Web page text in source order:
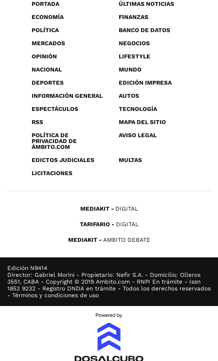
PORTADA
ÚLTIMAS NOTICIAS
ECONOMÍA
FINANZAS
POLÍTICA
BANCO DE DATOS
MERCADOS
NEGOCIOS
OPINIÓN
LIFESTYLE
NACIONAL
MUNDO
DEPORTES
EDICIÓN IMPRESA
INFORMACIÓN GENERAL
AUTOS
ESPECTÁCULOS
TECNOLOGÍA
RSS
MAPA DEL SITIO
POLÍTICA DE
PRIVACIDAD DE
ÁMBITO.COM
AVISO LEGAL
EDICTOS JUDICIALES
MULTAS
LICITACIONES
MEDIAKIT DIGITAL
TARIFARIO DIGITAL
MEDIAKIT AMBITO DEBATE
Edición N9414
Director: Gabriel Morini - Propietario: Nefir S.A. - Domicilio: Olleros
3551, CABA - Copyright © 2019 Ambito.com - RNPI En trámite - Issn
1852 9232 - Registro DNDA en trámite - Todos los derechos reservados
- Términos y condiciones de uso